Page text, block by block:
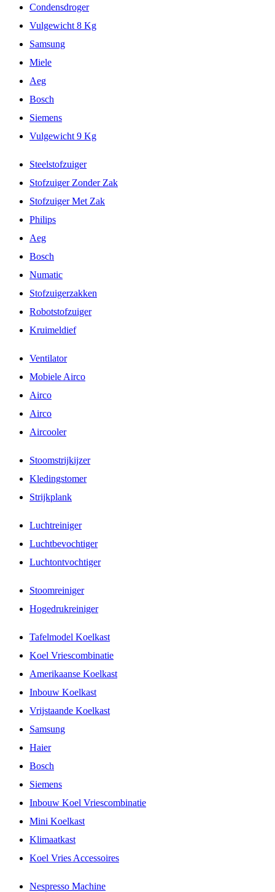
Condensdroger
Vulgewicht 8 Kg
Samsung
Miele
Aeg
Bosch
Siemens
Vulgewicht 9 Kg
Steelstofzuiger
Stofzuiger Zonder Zak
Stofzuiger Met Zak
Philips
Aeg
Bosch
Numatic
Stofzuigerzakken
Robotstofzuiger
Kruimeldief
Ventilator
Mobiele Airco
Airco
Airco
Aircooler
Stoomstrijkijzer
Kledingstomer
Strijkplank
Luchtreiniger
Luchtbevochtiger
Luchtontvochtiger
Stoomreiniger
Hogedrukreiniger
Tafelmodel Koelkast
Koel Vriescombinatie
Amerikaanse Koelkast
Inbouw Koelkast
Vrijstaande Koelkast
Samsung
Haier
Bosch
Siemens
Inbouw Koel Vriescombinatie
Mini Koelkast
Klimaatkast
Koel Vries Accessoires
Nespresso Machine